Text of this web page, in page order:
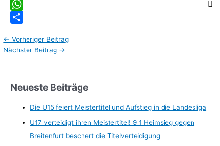
Facebook
WhatsApp
← Vorheriger Beitrag
Nächster Beitrag →
Neueste Beiträge
Die U15 feiert Meistertitel und Aufstieg in die Landesliga
U17 verteidigt ihren Meistertitel! 9:1 Heimsieg gegen
Breitenfurt beschert die Titelverteidigung